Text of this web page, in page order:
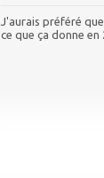
J'aurais préféré
ce que ça donne en